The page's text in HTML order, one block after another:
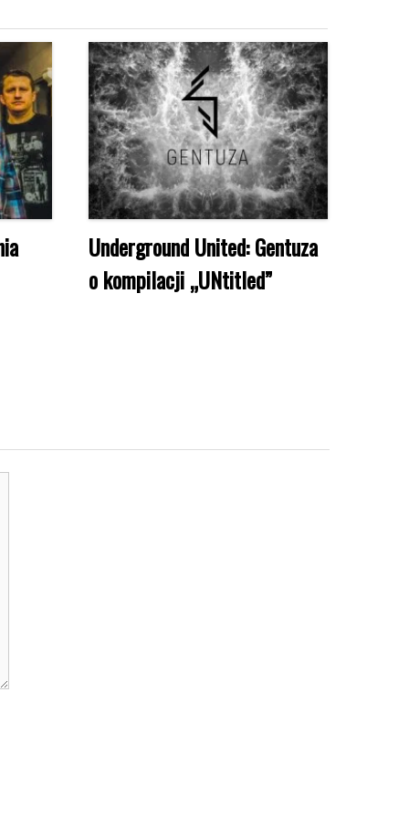
Underground United: Gentuza
o kompilacji „UNtitled”